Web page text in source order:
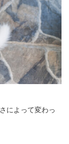
によって変わっ